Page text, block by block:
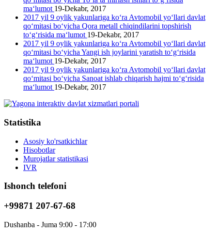
ma‘lumot 19-Dekabr, 2017
2017 yil 9 oylik yakunlariga ko‘ra Avtomobil yo‘llari davlat
qo‘mitasi bo‘yicha Qora metall chiqindilarini topshirish
to‘g‘risida ma‘lumot 19-Dekabr, 2017
2017 yil 9 oylik yakunlariga ko‘ra Avtomobil yo‘llari davlat
qo‘mitasi bo‘yicha Yangi ish joylarini yaratish to‘g‘risida
ma‘lumot 19-Dekabr, 2017
2017 yil 9 oylik yakunlariga ko‘ra Avtomobil yo‘llari davlat
qo‘mitasi bo‘yicha Sanoat ishlab chiqarish hajmi to‘g‘risida
ma‘lumot 19-Dekabr, 2017
Statistika
Asosiy ko'rsatkichlar
Hisobotlar
Murojatlar statistikasi
IVR
Ishonch telefoni
+99871 207-67-68
Dushanba - Juma 9:00 - 17:00